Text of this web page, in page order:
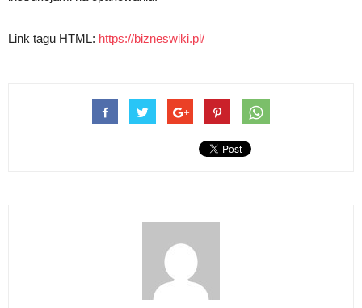
Link tagu HTML: https://bizneswiki.pl/